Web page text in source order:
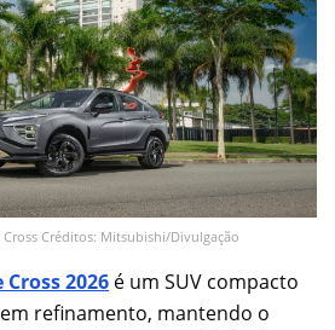
Créditos: Mitsubishi/Divulgação
2026 é um SUV compacto
refinamento, mantendo o